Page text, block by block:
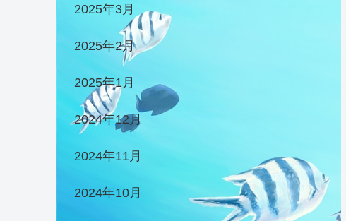
2025年3月
2025年2月
2025年1月
2024年12月
2024年11月
2024年10月